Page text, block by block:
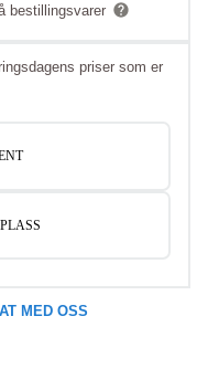
bestillingsvarer
priser som er
MED OSS